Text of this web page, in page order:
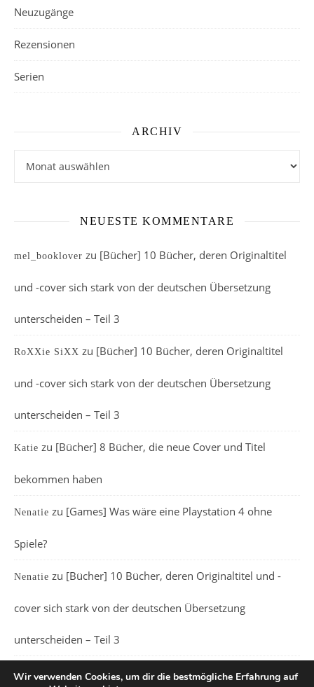
Neuzugänge
Rezensionen
Serien
ARCHIV
NEUESTE KOMMENTARE
mel_booklover zu [Bücher] 10 Bücher, deren Originaltitel
und -cover sich stark von der deutschen Übersetzung
unterscheiden – Teil 3
RoXXie SiXX zu [Bücher] 10 Bücher, deren Originaltitel
und -cover sich stark von der deutschen Übersetzung
unterscheiden – Teil 3
Katie zu [Bücher] 8 Bücher, die neue Cover und Titel
bekommen haben
Nenatie zu [Games] Was wäre eine Playstation 4 ohne
Spiele?
Nenatie zu [Bücher] 10 Bücher, deren Originaltitel und -
cover sich stark von der deutschen Übersetzung
unterscheiden – Teil 3
Wir verwenden Cookies, um dir die bestmögliche Erfahrung auf